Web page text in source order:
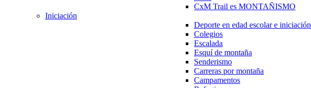
CxM Trail es MONTAÑISMO
Iniciación
Deporte en edad escolar e iniciación
Colegios
Escalada
Esquí de montaña
Senderismo
Carreras por montaña
Campamentos